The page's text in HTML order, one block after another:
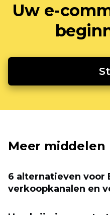
Uw e-
Meer middelen
6 alternatieven voor
verkoopkanalen en